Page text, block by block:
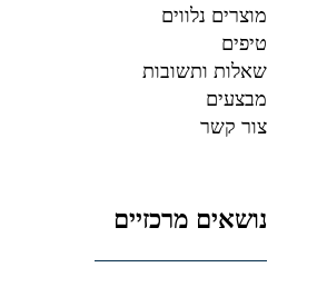
מוצרים נלווים
טיפים
שאלות ותשובות
מבצעים
צור קשר
נושאים מרכזיים